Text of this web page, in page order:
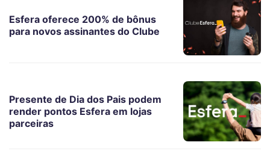
Esfera oferece 200% de bônus
para novos assinantes do Clube
Presente de Dia dos Pais podem
render pontos Esfera em lojas
parceiras